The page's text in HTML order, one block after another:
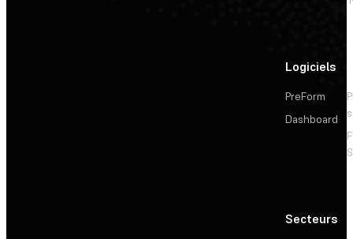
Logiciels
PreForm
Dashboard
Secteurs